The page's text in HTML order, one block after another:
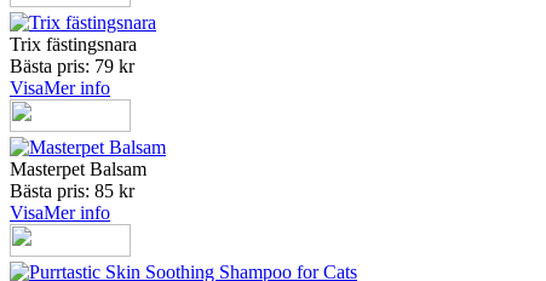
Trix fästingsnara
Bästa pris: 79 kr
VisaMer info
Masterpet Balsam
Bästa pris: 85 kr
VisaMer info